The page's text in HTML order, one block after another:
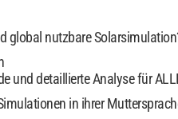
nutzbare
und detaillierte Analyse für
in ihrer